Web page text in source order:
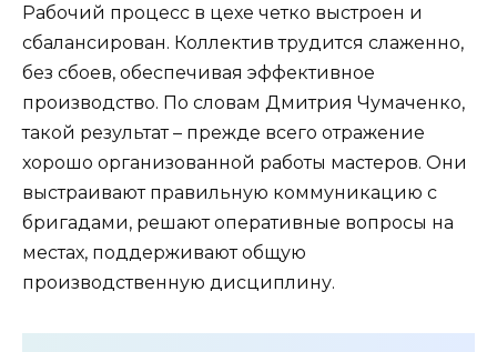
Рабочий процесс в цехе четко выстроен и
сбалансирован. Коллектив трудится слаженно,
без сбоев, обеспечивая эффективное
производство. По словам Дмитрия Чумаченко,
такой результат – прежде всего отражение
хорошо организованной работы мастеров. Они
выстраивают правильную коммуникацию с
бригадами, решают оперативные вопросы на
местах, поддерживают общую
производственную дисциплину.